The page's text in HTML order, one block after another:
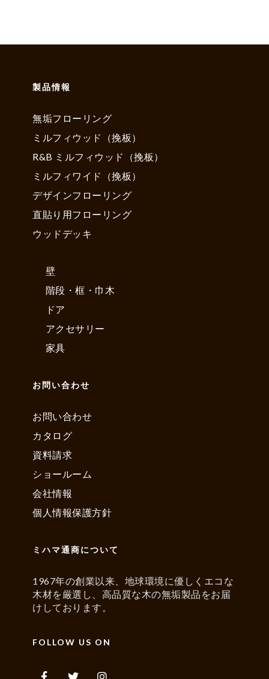
製品情報
無垢フローリング
ミルフィウッド（挽板）
R&B ミルフィウッド（挽板）
ミルフィワイド（挽板）
デザインフローリング
直貼り用フローリング
ウッドデッキ
壁
階段・框・巾木
ドア
アクセサリー
家具
お問い合わせ
お問い合わせ
カタログ
資料請求
ショールーム
会社情報
個人情報保護方針
ミハマ通商について
1967年の創業以来、地球環境に優しくエコな
木材を厳選し、高品質な木の無垢製品をお届
けしております。
FOLLOW US ON